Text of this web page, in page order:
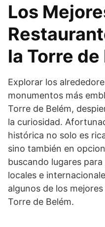
Los
la Torre de
Explorar los
monumentos más
Torre de Belém,
la curiosidad.
histórica no solo es
sino también en
buscando lugares
locales e
algunos de los
Torre de Belém.